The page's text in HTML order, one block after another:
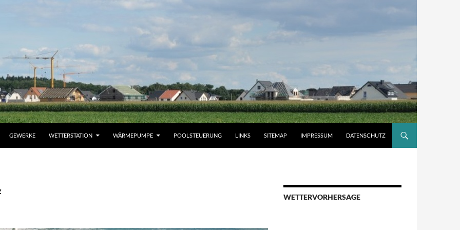
GEWERKE WETTERSTATION WÄRMEPUMPE POOLSTEUERUNG LINKS SITEMAP IMPRESSUM DATENSCHUTZ
WETTERVORHERSAGE